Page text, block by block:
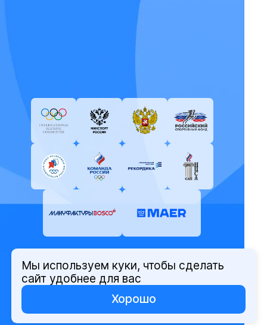
© Олимпийский комитет России,
2026
Политика защиты персональных
данных
Мы используем куки, чтобы сделать
сайт удобнее для вас
Хорошо